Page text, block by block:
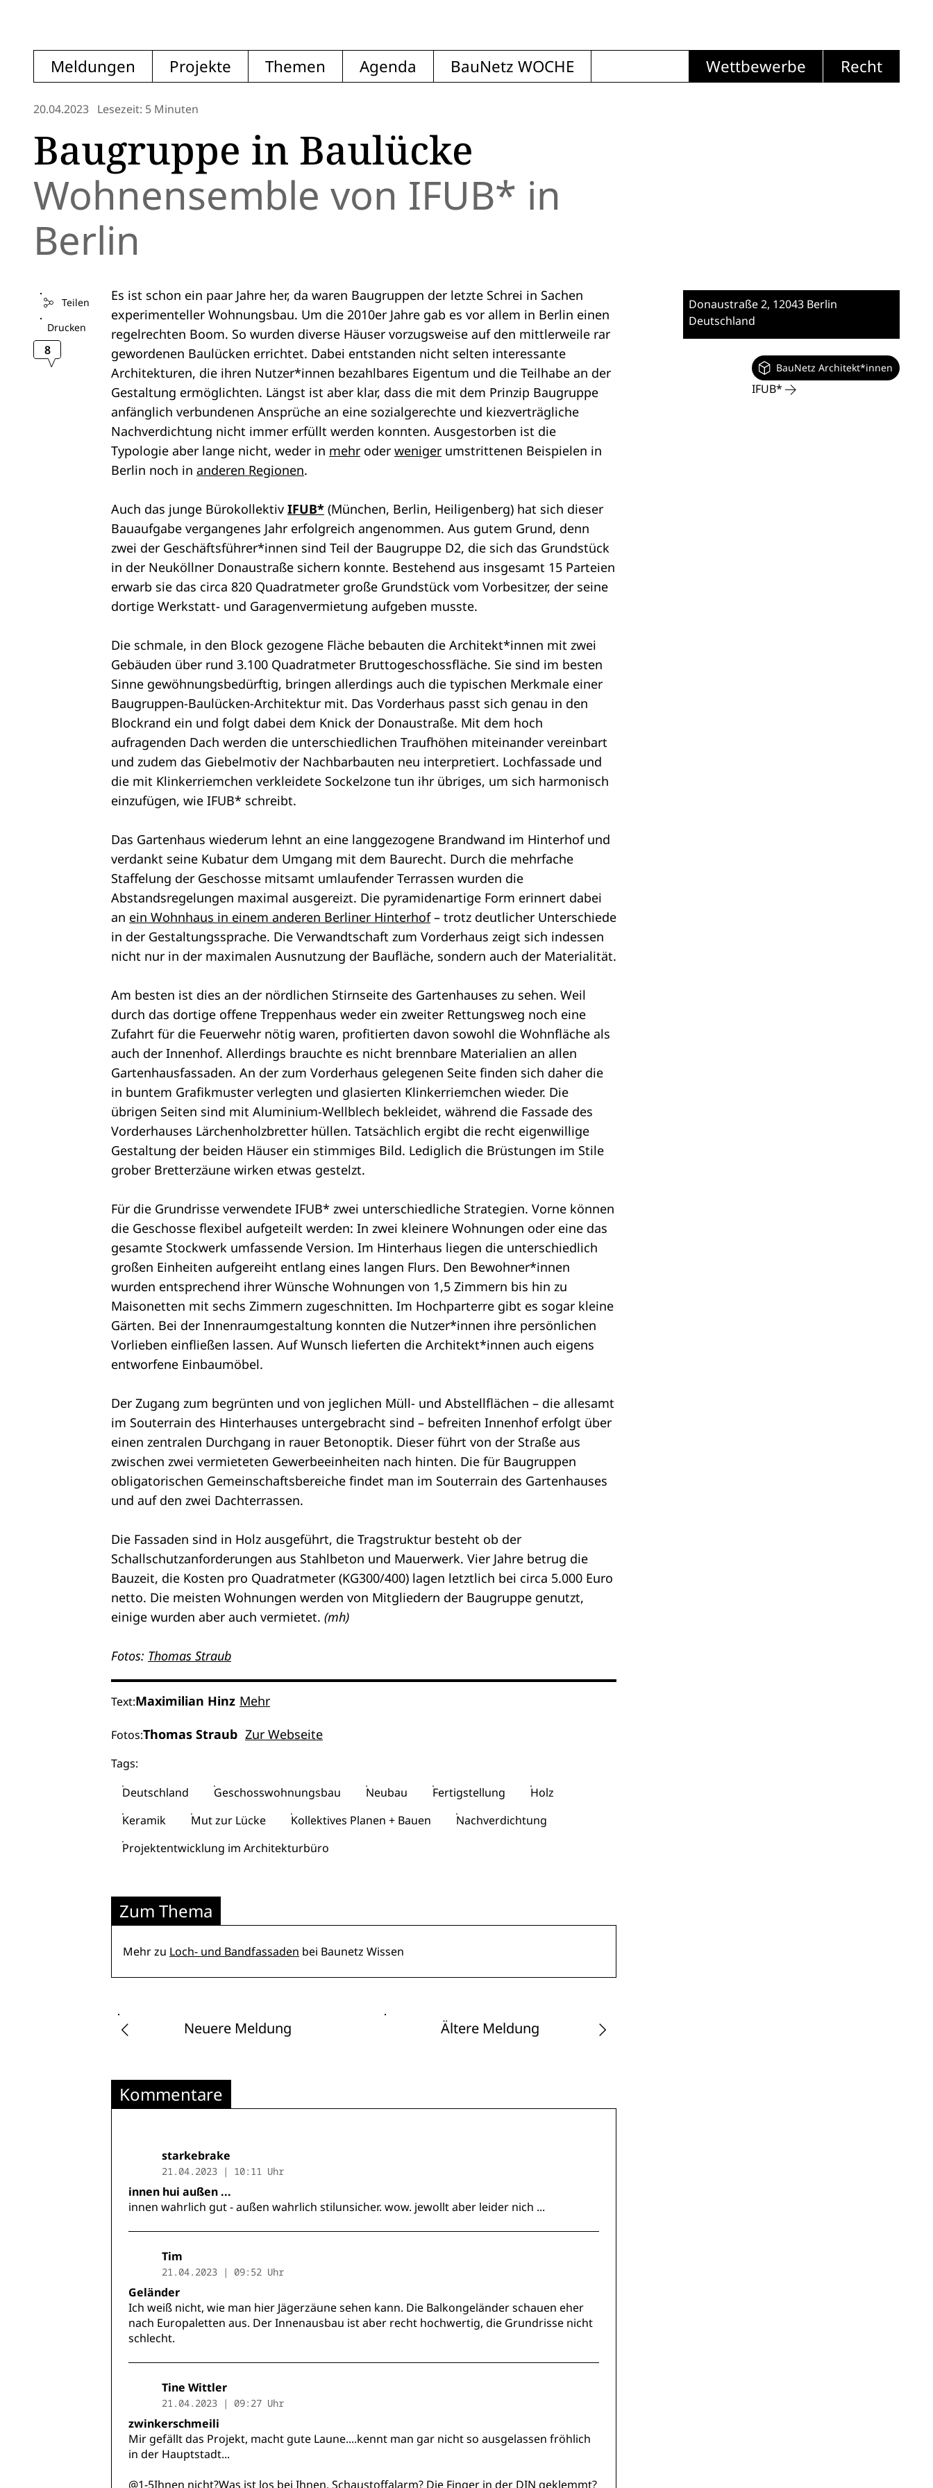
Meldungen Projekte Themen Agenda BauNetz WOCHE Wettbewerbe Recht
20.04.2023 Lesezeit: 5 Minuten
Baugruppe in Baulücke
Wohnensemble von IFUB* in
Berlin
Teilen
Drucken
8
Es ist schon ein paar Jahre her, da waren Baugruppen der letzte Schrei in Sachen
experimenteller Wohnungsbau. Um die 2010er Jahre gab es vor allem in Berlin einen
regelrechten Boom. So wurden diverse Häuser vorzugsweise auf den mittlerweile rar
gewordenen Baulücken errichtet. Dabei entstanden nicht selten interessante
Architekturen, die ihren Nutzer*innen bezahlbares Eigentum und die Teilhabe an der
Gestaltung ermöglichten. Längst ist aber klar, dass die mit dem Prinzip Baugruppe
anfänglich verbundenen Ansprüche an eine sozialgerechte und kiezverträgliche
Nachverdichtung nicht immer erfüllt werden konnten. Ausgestorben ist die
Typologie aber lange nicht, weder in mehr oder weniger umstrittenen Beispielen in
Berlin noch in anderen Regionen.
Auch das junge Bürokollektiv IFUB* (München, Berlin, Heiligenberg) hat sich dieser
Bauaufgabe vergangenes Jahr erfolgreich angenommen. Aus gutem Grund, denn
zwei der Geschäftsführer*innen sind Teil der Baugruppe D2, die sich das Grundstück
in der Neuköllner Donaustraße sichern konnte. Bestehend aus insgesamt 15 Parteien
erwarb sie das circa 820 Quadratmeter große Grundstück vom Vorbesitzer, der seine
dortige Werkstatt- und Garagenvermietung aufgeben musste.
Die schmale, in den Block gezogene Fläche bebauten die Architekt*innen mit zwei
Gebäuden über rund 3.100 Quadratmeter Bruttogeschossfläche. Sie sind im besten
Sinne gewöhnungsbedürftig, bringen allerdings auch die typischen Merkmale einer
Baugruppen-Baulücken-Architektur mit. Das Vorderhaus passt sich genau in den
Blockrand ein und folgt dabei dem Knick der Donaustraße. Mit dem hoch
aufragenden Dach werden die unterschiedlichen Traufhöhen miteinander vereinbart
und zudem das Giebelmotiv der Nachbarbauten neu interpretiert. Lochfassade und
die mit Klinkerriemchen verkleidete Sockelzone tun ihr übriges, um sich harmonisch
einzufügen, wie IFUB* schreibt.
Das Gartenhaus wiederum lehnt an eine langgezogene Brandwand im Hinterhof und
verdankt seine Kubatur dem Umgang mit dem Baurecht. Durch die mehrfache
Staffelung der Geschosse mitsamt umlaufender Terrassen wurden die
Abstandsregelungen maximal ausgereizt. Die pyramidenartige Form erinnert dabei
an ein Wohnhaus in einem anderen Berliner Hinterhof– trotz deutlicher Unterschiede
in der Gestaltungssprache. Die Verwandtschaft zum Vorderhaus zeigt sich indessen
nicht nur in der maximalen Ausnutzung der Baufläche, sondern auch der Materialität.
Am besten ist dies an der nördlichen Stirnseite des Gartenhauses zu sehen. Weil
durch das dortige offene Treppenhaus weder ein zweiter Rettungsweg noch eine
Zufahrt für die Feuerwehr nötig waren, profitierten davon sowohl die Wohnfläche als
auch der Innenhof. Allerdings brauchte es nicht brennbare Materialien an allen
Gartenhausfassaden. An der zum Vorderhaus gelegenen Seite finden sich daher die
in buntem Grafikmuster verlegten und glasierten Klinkerriemchen wieder. Die
übrigen Seiten sind mit Aluminium-Wellblech bekleidet, während die Fassade des
Vorderhauses Lärchenholzbretter hüllen. Tatsächlich ergibt die recht eigenwillige
Gestaltung der beiden Häuser ein stimmiges Bild. Lediglich die Brüstungen im Stile
grober Bretterzäune wirken etwas gestelzt.
Für die Grundrisse verwendete IFUB* zwei unterschiedliche Strategien. Vorne können
die Geschosse flexibel aufgeteilt werden: In zwei kleinere Wohnungen oder eine das
gesamte Stockwerk umfassende Version. Im Hinterhaus liegen die unterschiedlich
großen Einheiten aufgereiht entlang eines langen Flurs. Den Bewohner*innen
wurden entsprechend ihrer Wünsche Wohnungen von 1,5 Zimmern bis hin zu
Maisonetten mit sechs Zimmern zugeschnitten. Im Hochparterre gibt es sogar kleine
Gärten. Bei der Innenraumgestaltung konnten die Nutzer*innen ihre persönlichen
Vorlieben einfließen lassen. Auf Wunsch lieferten die Architekt*innen auch eigens
entworfene Einbaumöbel.
Der Zugang zum begrünten und von jeglichen Müll- und Abstellflächen – die allesamt
im Souterrain des Hinterhauses untergebracht sind – befreiten Innenhof erfolgt über
einen zentralen Durchgang in rauer Betonoptik. Dieser führt von der Straße aus
zwischen zwei vermieteten Gewerbeeinheiten nach hinten. Die für Baugruppen
obligatorischen Gemeinschaftsbereiche findet man im Souterrain des Gartenhauses
und auf den zwei Dachterrassen.
Die Fassaden sind in Holz ausgeführt, die Tragstruktur besteht ob der
Schallschutzanforderungen aus Stahlbeton und Mauerwerk. Vier Jahre betrug die
Bauzeit, die Kosten pro Quadratmeter (KG300/400) lagen letztlich bei circa 5.000 Euro
netto. Die meisten Wohnungen werden von Mitgliedern der Baugruppe genutzt,
einige wurden aber auch vermietet. (mh)
Fotos: Thomas Straub
Text:Maximilian Hinz Mehr
Fotos:Thomas Straub Zur Webseite
Tags:
Deutschland
Geschosswohnungsbau Neubau Fertigstellung
Holz
Keramik
Mut zur Lücke Kollektives Planen + Bauen
Nachverdichtung
Projektentwicklung im Architekturbüro
Zum Thema
Mehr zu Loch- und Bandfassaden bei Baunetz Wissen
Neuere Meldung Ältere Meldung
Donaustraße 2, 12043 Berlin
Deutschland
BauNetz Architekt*innen
IFUB*
Kommentare
starkebrake
21.04.2023 | 10:11 Uhr
innen hui außen ...
innen wahrlich gut - außen wahrlich stilunsicher. wow. jewollt aber leider nich ...
Tim
21.04.2023 | 09:52 Uhr
Geländer
Ich weiß nicht, wie man hier Jägerzäune sehen kann. Die Balkongeländer schauen eher
nach Europaletten aus. Der Innenausbau ist aber recht hochwertig, die Grundrisse nicht
schlecht.
Tine Wittler
21.04.2023 | 09:27 Uhr
zwinkerschmeili
Mir gefällt das Projekt, macht gute Laune....kennt man gar nicht so ausgelassen fröhlich
in der Hauptstadt...
@1-5Ihnen nicht?Was ist los bei Ihnen. Schaustoffalarm? Die Finger in der DIN geklemmt?